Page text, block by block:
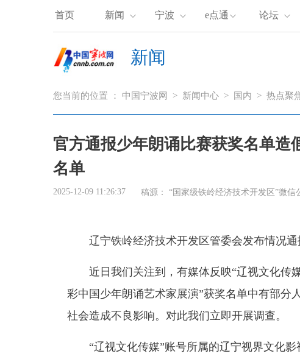
首页 新闻 宁波 e点通 论坛
新闻
您当前的位置 ： 中国宁波网 > 新闻中心 > 国内 > 热点聚
官方通报少年朗诵比赛获奖名单
名单
2025-12-09 11:26:37 稿源： “国家级铁岭经济技术开发区”微信
辽宁铁岭经济技术开发区管委会发布情况通
近日我们关注到，有媒体反映“辽视文化传
彩中国少年朗诵艺术家展演”获奖名单中有部分
社会造成不良影响。对此我们立即开展调查。
“辽视文化传媒”账号所属的辽宁视界文化